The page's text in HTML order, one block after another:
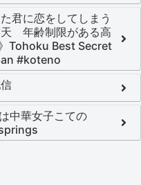
君に恋をしてしまう
年齢制限がある高
Tohoku Best Secret
#japan #koteno
中華女子こての